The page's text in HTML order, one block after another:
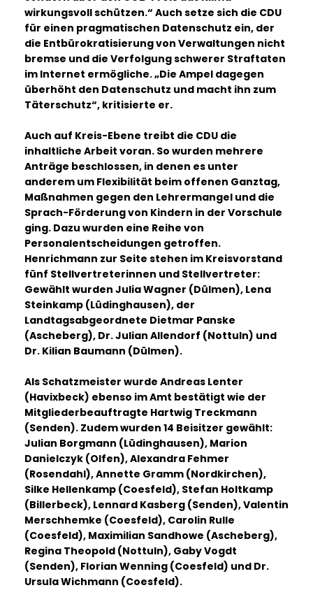
wirkungsvoll schützen.“ Auch setze sich die CDU
für einen pragmatischen Datenschutz ein, der
die Entbürokratisierung von Verwaltungen nicht
bremse und die Verfolgung schwerer Straftaten
im Internet ermögliche. „Die Ampel dagegen
überhöht den Datenschutz und macht ihn zum
Täterschutz“, kritisierte er.
Auch auf Kreis-Ebene treibt die CDU die
inhaltliche Arbeit voran. So wurden mehrere
Anträge beschlossen, in denen es unter
anderem um Flexibilität beim offenen Ganztag,
Maßnahmen gegen den Lehrermangel und die
Sprach-Förderung von Kindern in der Vorschule
ging. Dazu wurden eine Reihe von
Personalentscheidungen getroffen.
Henrichmann zur Seite stehen im Kreisvorstand
fünf Stellvertreterinnen und Stellvertreter:
Gewählt wurden Julia Wagner (Dülmen), Lena
Steinkamp (Lüdinghausen), der
Landtagsabgeordnete Dietmar Panske
(Ascheberg), Dr. Julian Allendorf (Nottuln) und
Dr. Kilian Baumann (Dülmen).
Als Schatzmeister wurde Andreas Lenter
(Havixbeck) ebenso im Amt bestätigt wie der
Mitgliederbeauftragte Hartwig Treckmann
(Senden). Zudem wurden 14 Beisitzer gewählt:
Julian Borgmann (Lüdinghausen), Marion
Danielczyk (Olfen), Alexandra Fehmer
(Rosendahl), Annette Gramm (Nordkirchen),
Silke Hellenkamp (Coesfeld), Stefan Holtkamp
(Billerbeck), Lennard Kasberg (Senden), Valentin
Merschhemke (Coesfeld), Carolin Rulle
(Coesfeld), Maximilian Sandhowe (Ascheberg),
Regina Theopold (Nottuln), Gaby Vogdt
(Senden), Florian Wenning (Coesfeld) und Dr.
Ursula Wichmann (Coesfeld).